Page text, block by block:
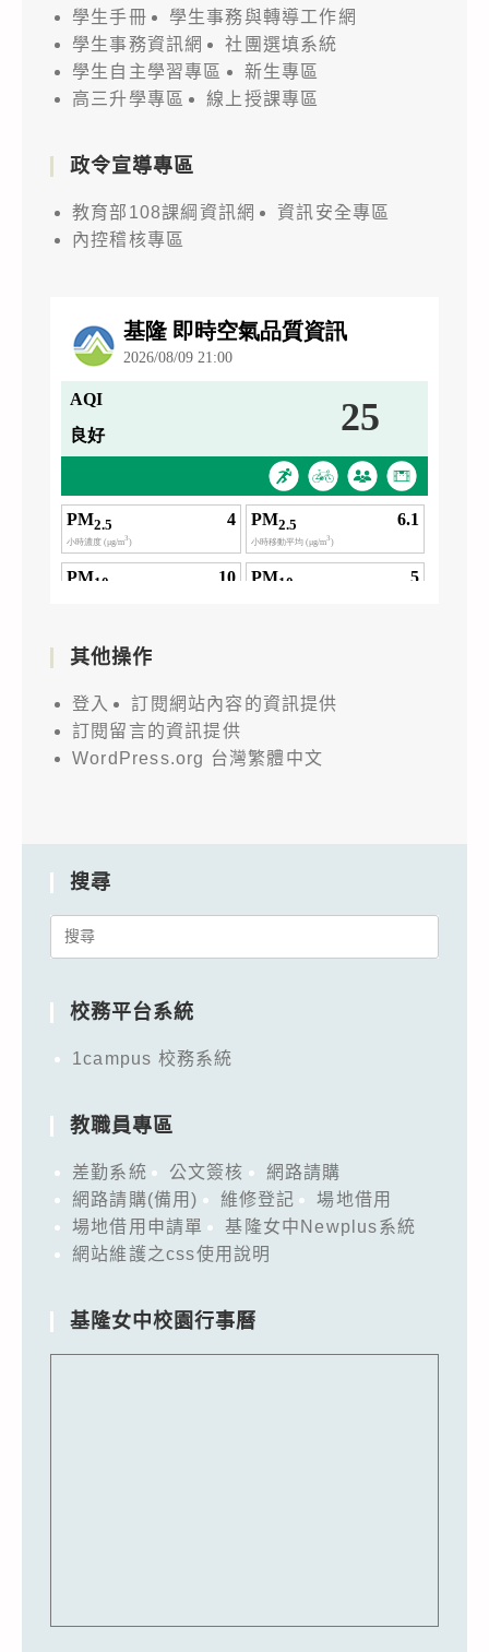
學生手冊
學生事務與轉導工作網
學生事務資訊網
社團選填系統
學生自主學習專區
新生專區
高三升學專區
線上授課專區
政令宣導專區
教育部108課綱資訊網
資訊安全專區
內控稽核專區
其他操作
登入
訂閱網站內容的資訊提供
訂閱留言的資訊提供
WordPress.org 台灣繁體中文
搜尋
Search
校務平台系統
1campus 校務系統
教職員專區
差勤系統 公文簽核
網路請購
網路請購(備用)
維修登記
場地借用
場地借用申請單
基隆女中Newplus系統
網站維護之css使用說明
基隆女中校園行事曆